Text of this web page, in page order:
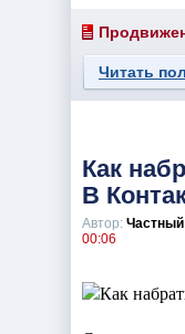
Читать
Как
В
Автор: Частный
00:06